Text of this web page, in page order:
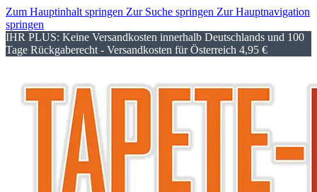
Zum Hauptinhalt springen Zur Suche springen Zur Hauptnavigation
springen
IHR PLUS: Keine Versandkosten innerhalb Deutschlands und 100
Tage Rückgaberecht - Versandkosten für Österreich 4,95 €